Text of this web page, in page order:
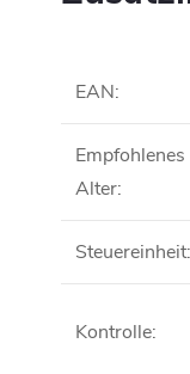
EAN:
Empfohlenes
Alter:
Steuereinheit:
Kontrolle: